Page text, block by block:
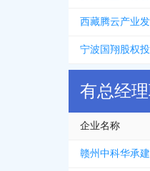
西藏腾云产业
宁波国翔股权
有总经
企业名称
赣州中科华承